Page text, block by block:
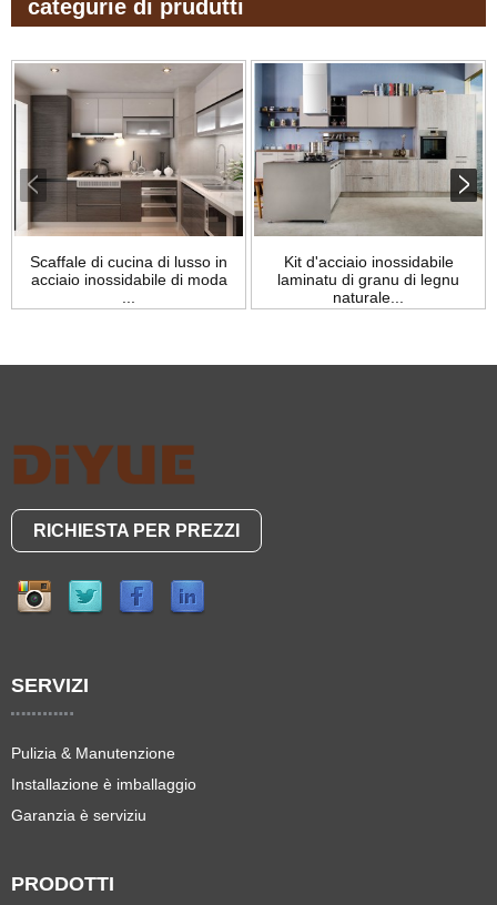
categurie di prudutti
Scaffale di cucina di lusso in
acciaio inossidabile di moda
Kit d'acciaio inossidabile
laminatu di granu di legnu
naturale...
RICHIESTA PER PREZZI
SERVIZI
Pulizia & Manutenzione
Installazione è imballaggio
Garanzia è serviziu
PRODOTTI